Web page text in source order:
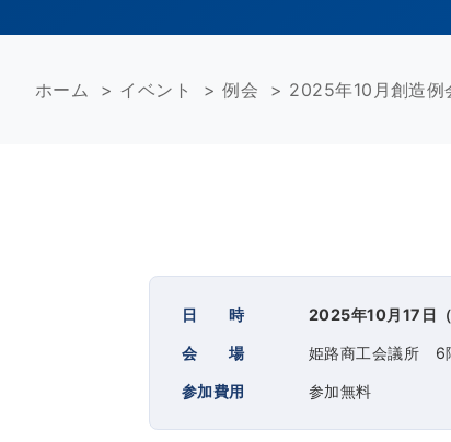
ホーム > イベント >例会 > 2025年10月創造例
日 時 2025年10月17日
会 場 姫路商工会議所
参加費用 参加無料